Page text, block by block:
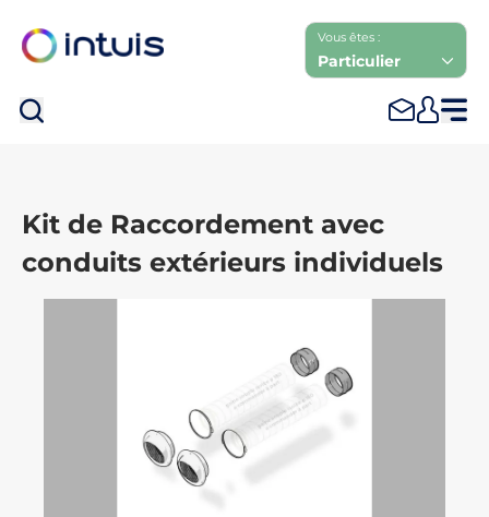
Vous êtes :
Particulier
Kit de Raccordement avec
conduits extérieurs individuels